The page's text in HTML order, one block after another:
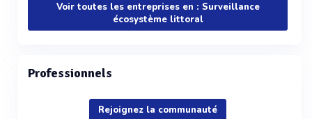
Voir toutes les entreprises en : Surveillance
écosystème littoral
Professionnels
Rejoignez la communauté